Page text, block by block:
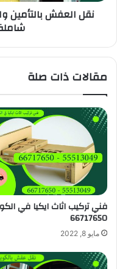
نقل العفش بالتأمين
مقالات ذات صلة
فني تركيب اثاث ايكيا في
66717650
مايو 8, 2022